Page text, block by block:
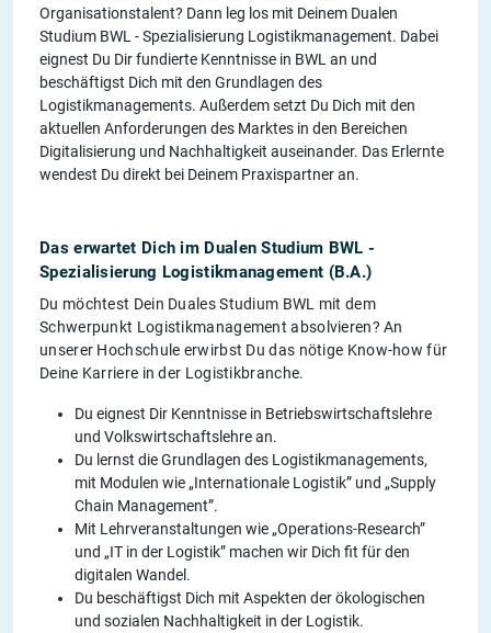
Organisationstalent? Dann leg los mit Deinem Dualen
Studium BWL - Spezialisierung Logistikmanagement. Dabei
eignest Du Dir fundierte Kenntnisse in BWL an und
beschäftigst Dich mit den Grundlagen des
Logistikmanagements. Außerdem setzt Du Dich mit den
aktuellen Anforderungen des Marktes in den Bereichen
Digitalisierung und Nachhaltigkeit auseinander. Das Erlernte
wendest Du direkt bei Deinem Praxispartner an.
Das erwartet Dich im Dualen Studium BWL -
Spezialisierung Logistikmanagement (B.A.)
Du möchtest Dein Duales Studium BWL mit dem
Schwerpunkt Logistikmanagement absolvieren? An
unserer Hochschule erwirbst Du das nötige Know-how für
Deine Karriere in der Logistikbranche.
Du eignest Dir Kenntnisse in Betriebswirtschaftslehre
und Volkswirtschaftslehre an.
Du lernst die Grundlagen des Logistikmanagements,
mit Modulen wie „Internationale Logistik” und „Supply
Chain Management”.
Mit Lehrveranstaltungen wie „Operations-Research”
und „IT in der Logistik” machen wir Dich fit für den
digitalen Wandel.
Du beschäftigst Dich mit Aspekten der ökologischen
und sozialen Nachhaltigkeit in der Logistik.